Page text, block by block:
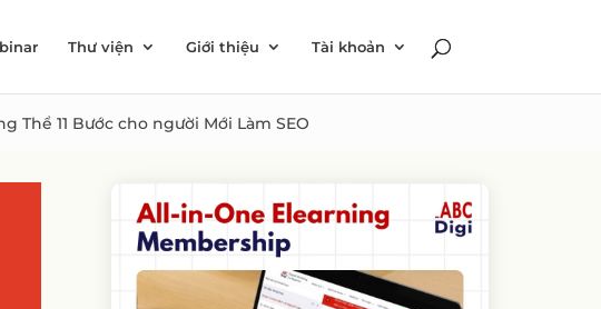
Thư viện Giới thiệu Tài khoản
Thể 11 Bước cho người Mới Làm SEO